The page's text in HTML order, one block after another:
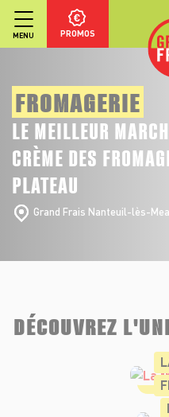
MENU PROMOS
FROMAGERIE
LE MEILLEUR
CRÈME DES
PLATEAU
Grand Frais Nanteuil-lès-
DÉCOUVREZ